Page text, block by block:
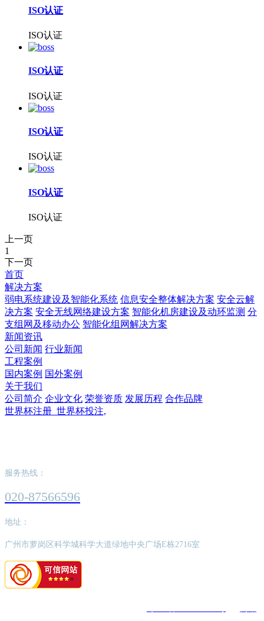
ISO认证
ISO认证
ISO认证
ISO认证
ISO认证
ISO认证
ISO认证
ISO认证
上一页
1
下一页
首页
解决方案
弱电系统建设及智能化系统 信息安全整体解决方案 安全云解
决方案 安全无线网络建设方案 智能化机房建设及动环监测 分
支组网及移动办公 智能化组网解决方案
新闻资讯
公司新闻 行业新闻
工程案例
国内案例 国外案例
关于我们
公司简介 企业文化 荣誉资质 发展历程 合作品牌
世界杯注册_世界杯投注,
服务热线：
020-87566596
地址：
广州市萝岗区科学城科学大道绿地中央广场E栋2716室